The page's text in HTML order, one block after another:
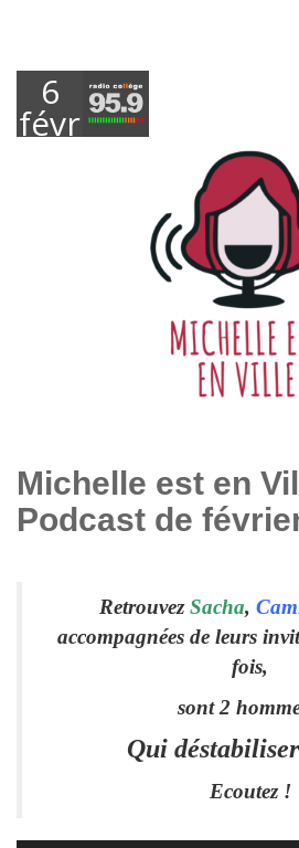
6
février
Michelle est en
Podcast de
RetrouvezSacha,
accompagnées de leurs
fois,
sont 2
Qui
Ecoutez !